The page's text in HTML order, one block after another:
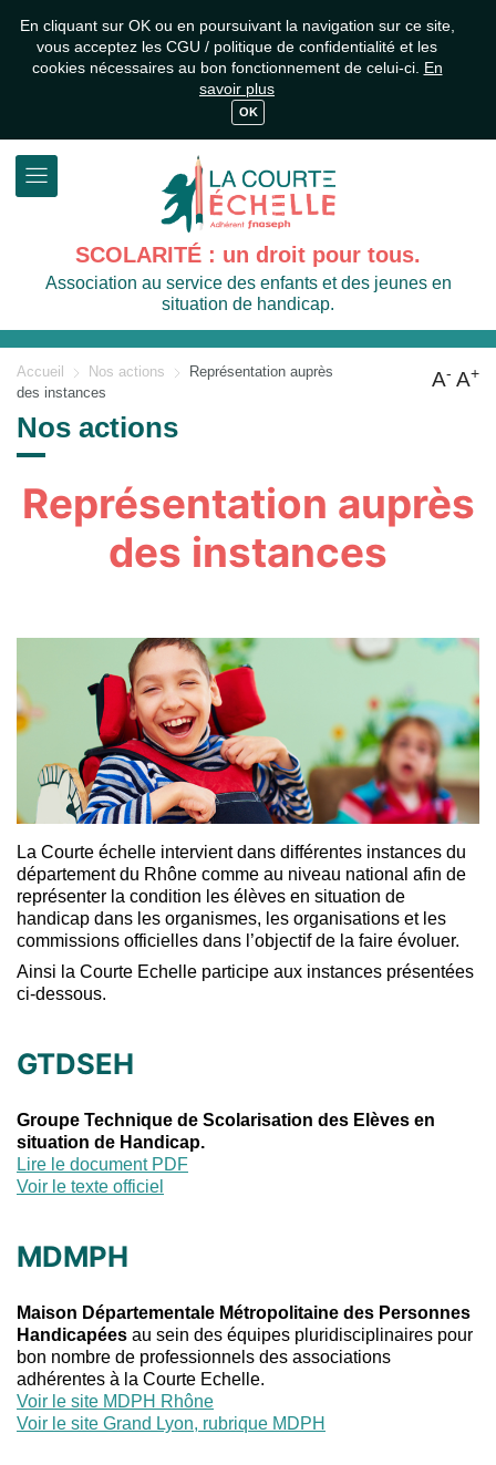
En cliquant sur OK ou en poursuivant la navigation sur ce site,
vous acceptez les CGU / politique de confidentialité et les
cookies nécessaires au bon fonctionnement de celui-ci. En
savoir plus
OK
SCOLARITÉ : un droit pour tous.
Association au service des enfants et des jeunes en
situation de handicap.
Accueil Nos actions
Représentation auprès
des instances
A- A+
Nos actions
Représentation auprès
des instances
La Courte échelle intervient dans différentes instances du
département du Rhône comme au niveau national afin de
représenter la condition les élèves en situation de
handicap dans les organismes, les organisations et les
commissions officielles dans l’objectif de la faire évoluer.
Ainsi la Courte Echelle participe aux instances présentées
ci-dessous.
GTDSEH
Groupe Technique de Scolarisation des Elèves en
situation de Handicap.
Lire le document PDF
Voir le texte officiel
MDMPH
Maison Départementale Métropolitaine des Personnes
Handicapées au sein des équipes pluridisciplinaires pour
bon nombre de professionnels des associations
adhérentes à la Courte Echelle.
Voir le site MDPH Rhône
Voir le site Grand Lyon, rubrique MDPH